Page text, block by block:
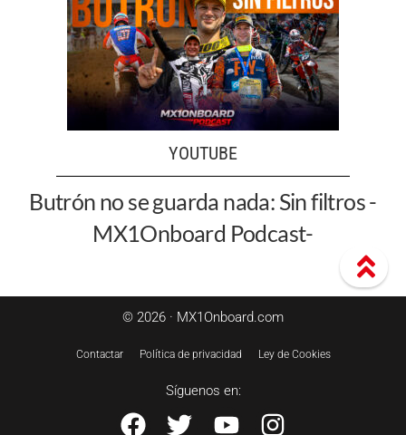
YOUTUBE
Butrón no se guarda nada: Sin filtros -
MX1Onboard Podcast-
© 2026 · MX1Onboard.com
Contactar Política de privacidad Ley de Cookies
Síguenos en: